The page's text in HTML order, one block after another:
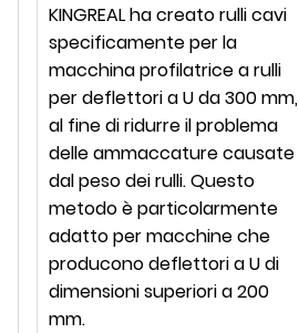
KINGREAL ha creato rulli cavi
specificamente per la
macchina profilatrice a rulli
per deflettori a U da 300 mm,
al fine di ridurre il problema
delle ammaccature causate
dal peso dei rulli. Questo
metodo è particolarmente
adatto per macchine che
producono deflettori a U di
dimensioni superiori a 200
mm.